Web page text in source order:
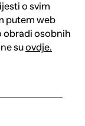
o svim
putem web
obradi osobnih
suovdje.